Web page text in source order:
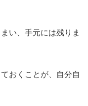
い、手元には残りま
おくことが、自分自